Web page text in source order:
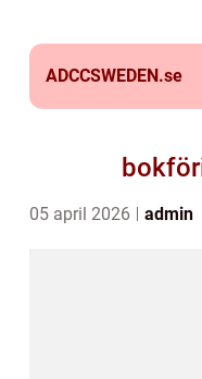
ADCCSWEDEN.se
05 april 2026 admin